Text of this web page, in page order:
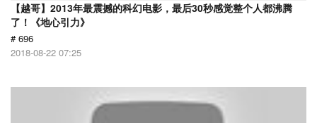
【越哥】2013年最震撼的科幻电影，最后30秒感觉整个人都沸腾
了！《地心引力》
# 696
2018-08-22 07:25